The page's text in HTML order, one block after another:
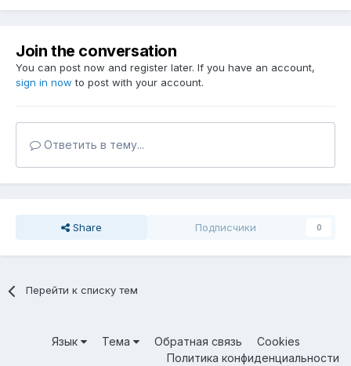
Join the conversation
You can post now and register later. If you have an account,
sign in now to post with your account.
Ответить в тему...
Share Подписчики 0
Перейти к списку тем
Язык Тема Обратная связь
Cookies
Политика конфиденциальности